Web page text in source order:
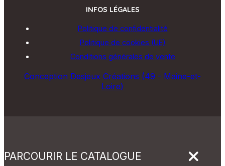
INFOS LÉGALES
Politique de confidentialité
Politique de cookies (UE)
Conditions générales de vente
Conception Desjeux Créations (49 - Maine-et-
Loire)
PARCOURIR LE CATALOGUE